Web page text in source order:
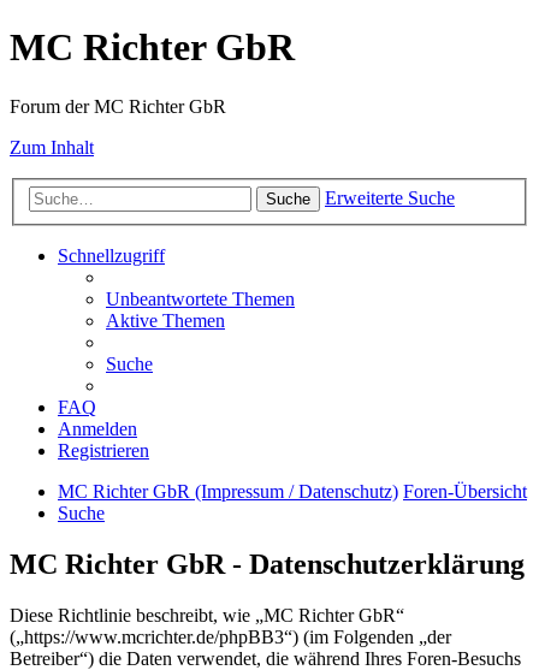
MC Richter GbR
Forum der MC Richter GbR
Zum Inhalt
Suche Erweiterte Suche
Schnellzugriff
Unbeantwortete Themen
Aktive Themen
Suche
FAQ
Anmelden
Registrieren
MC Richter GbR (Impressum / Datenschutz) Foren-Übersicht
Suche
MC Richter GbR - Datenschutzerklärung
Diese Richtlinie beschreibt, wie „MC Richter GbR“
(„https://www.mcrichter.de/phpBB3“) (im Folgenden „der
Betreiber“) die Daten verwendet, die während Ihres Foren-Besuchs